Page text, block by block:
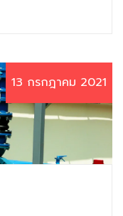
13 กรกฎาคม 2021